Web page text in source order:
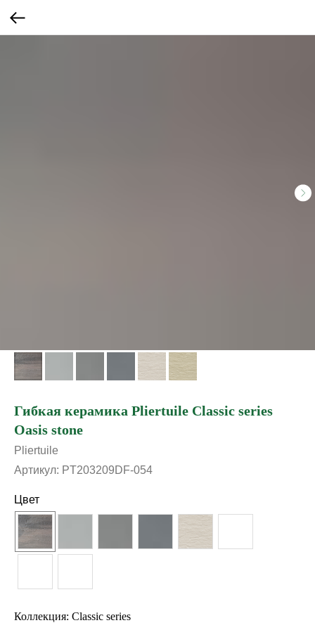
Гибкая керамика Pliertuile Classic series
Oasis stone
Pliertuile
Артикул: PT203209DF-054
Цвет
Коллекция: Classic series